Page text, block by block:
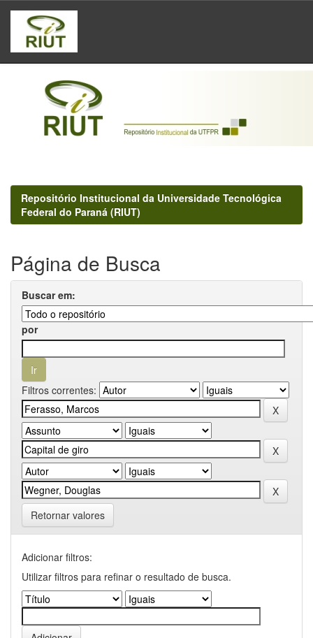
Skip
navigation
Repositório Institucional da Universidade Tecnológica
Federal do Paraná (RIUT)
Página de Busca
Buscar em:
por
Filtros correntes:
Retornar valores
Adicionar filtros:
Utilizar filtros para refinar o resultado de busca.